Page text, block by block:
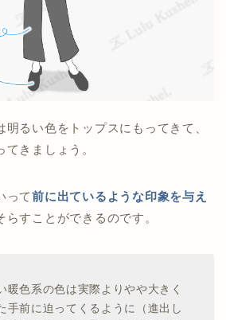
るい色をトップスにもってきて、
きましょう。
って前に出ているような印象を与え
すことができるのです。
暖色系の色は実際よりやや大きく
手前に迫ってくるように（進出し